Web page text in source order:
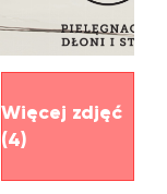
Więcej zdjęć
(4)